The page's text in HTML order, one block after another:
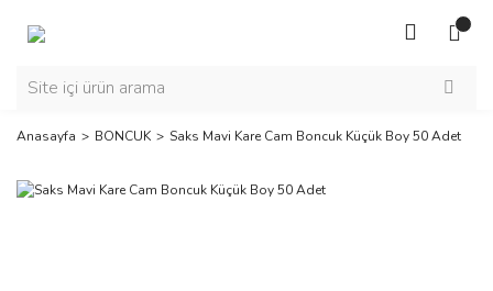
Anasayfa BONCUK Saks Mavi Kare Cam Boncuk Küçük Boy 50 Adet